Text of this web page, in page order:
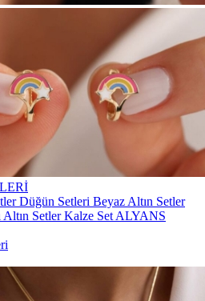
Düğün Setleri Beyaz Altın Setler
Altın SetlerKalze Set ALYANS